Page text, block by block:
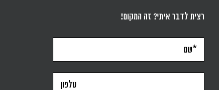
רצית לדבר איתי? זה המקום!